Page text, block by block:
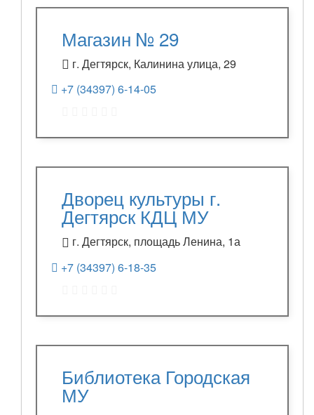
Магазин № 29
г. Дегтярск, Калинина улица, 29
+7 (34397) 6-14-05
Дворец культуры г.
Дегтярск КДЦ МУ
г. Дегтярск, площадь Ленина, 1а
+7 (34397) 6-18-35
Библиотека Городская
МУ